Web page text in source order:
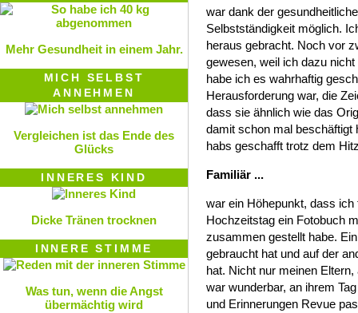
war dank der
Selbstständigkeit möglich.
heraus gebracht. Noch vor
gewesen, weil ich dazu
habe ich es wahrhaftig
Herausforderung war, die
dass sie ähnlich wie das
damit schon mal beschäftigt
habs geschafft trotz dem
Familiär ...
war ein Höhepunkt, dass
Hochzeitstag ein Fotobuch
zusammen gestellt habe.
gebraucht hat und auf der
hat. Nicht nur meinen
war wunderbar, an ihrem
und Erinnerungen Revue
Mehr Gesundheit in einem Jahr.
MICH SELBST
ANNEHMEN
Vergleichen ist das Ende des
Glücks
INNERES KIND
Dicke Tränen trocknen
INNERE STIMME
Was tun, wenn die Angst
übermächtig wird